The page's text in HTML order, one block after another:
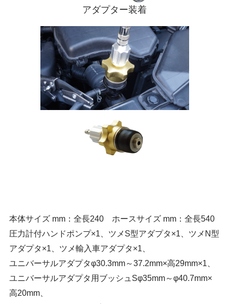
アダプター装着
本体サイズ mm：全長240 ホースサイズ mm：全長540
圧力計付ハンドポンプ×1、ツメS型アダプタ×1、ツメN型
アダプタ×1、ツメ輸入車アダプタ×1、
ユニバーサルアダプタφ30.3mm～37.2mm×高29mm×1、
ユニバーサルアダプタ用ブッシュSφ35mm～φ40.7mm×
高20mm、